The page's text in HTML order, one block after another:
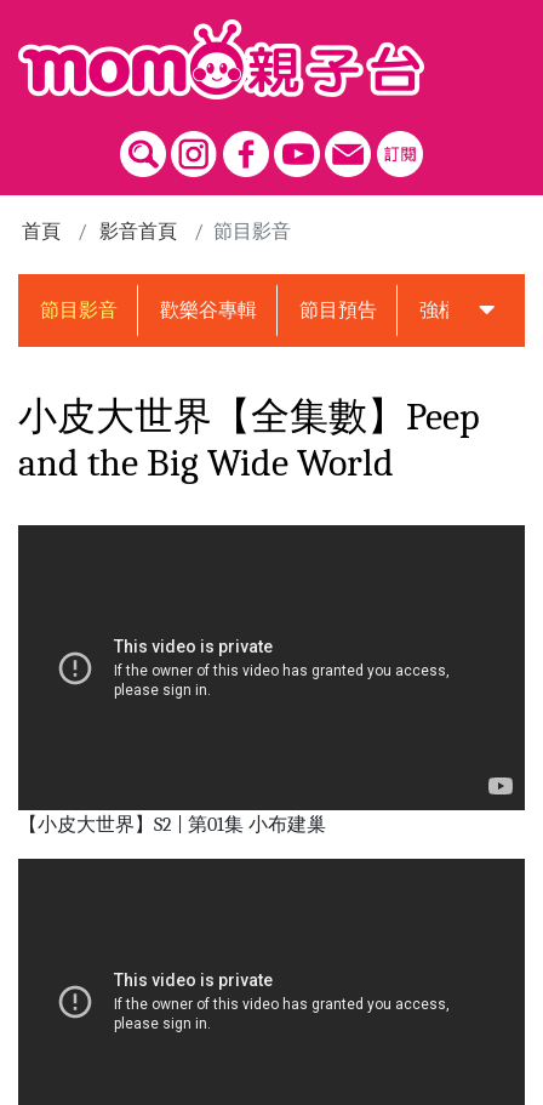
首頁 影音首頁 節目影音
節目影音 歡樂谷專輯 節目預告 強檔動畫預告
小皮大世界【全集數】Peep
and the Big Wide World
【小皮大世界】S2 | 第01集 小布建巢